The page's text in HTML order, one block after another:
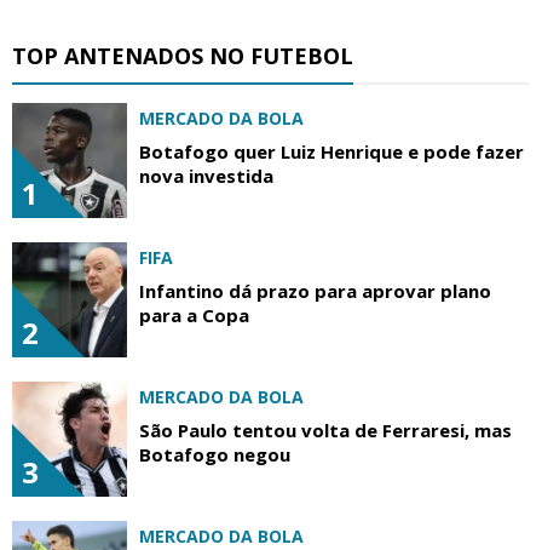
TOP ANTENADOS NO FUTEBOL
1
MERCADO DA BOLA
Botafogo quer Luiz Henrique e pode fazer
nova investida
2
FIFA
Infantino dá prazo para aprovar plano
para a Copa
3
MERCADO DA BOLA
São Paulo tentou volta de Ferraresi, mas
Botafogo negou
MERCADO DA BOLA